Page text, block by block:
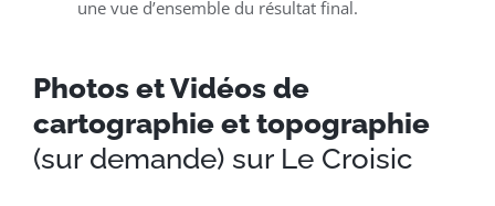
une vue d’ensemble du résultat final.
Photos et Vidéos de
cartographie et topographie
(sur demande) sur Le Croisic